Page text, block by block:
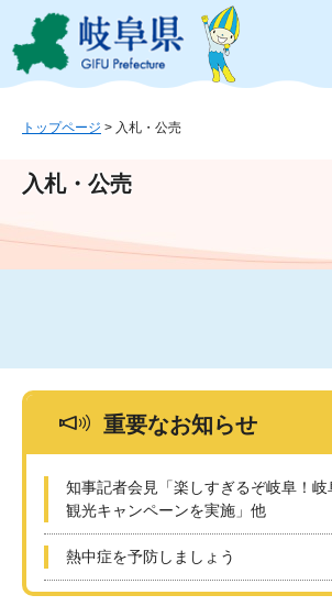
ジ
ュ
文
このページの本文へ
トップページ > 入札・公売
入札・公売
重要なお知らせ
知事記者会見「楽しすぎるぞ岐阜！岐
観光キャンペーンを実施」他
熱中症を予防しましょう